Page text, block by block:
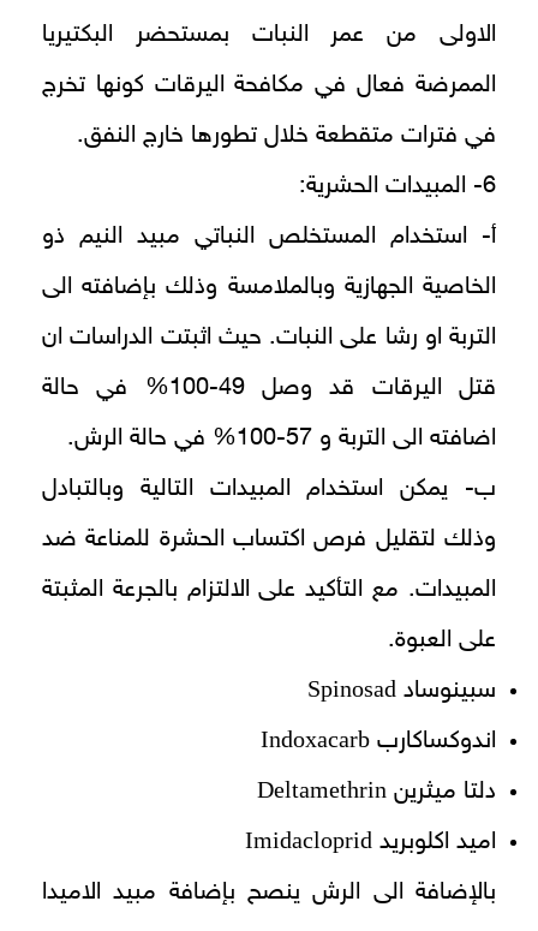
الاولى من عمر النبات بمستحضر البكتيريا
الممرضة فعال في مكافحة اليرقات كونها تخرج
في فترات متقطعة خلال تطورها خارج النفق.
6- المبيدات الحشرية:
أ- استخدام المستخلص النباتي مبيد النيم ذو
الخاصية الجهازية وبالملامسة وذلك بإضافته الى
التربة او رشا على النبات. حيث اثبتت الدراسات ان
قتل اليرقات قد وصل 49-100% في حالة
اضافته الى التربة و 57-100% في حالة الرش.
ب- يمكن استخدام المبيدات التالية وبالتبادل
وذلك لتقليل فرص اكتساب الحشرة للمناعة ضد
المبيدات. مع التأكيد على الالتزام بالجرعة المثبتة
على العبوة.
سبينوساد Spinosad
اندوكساكارب Indoxacarb
دلتا ميثرين Deltamethrin
اميد اكلوبريد Imidacloprid
بالإضافة الى الرش ينصح بإضافة مبيد الاميدا